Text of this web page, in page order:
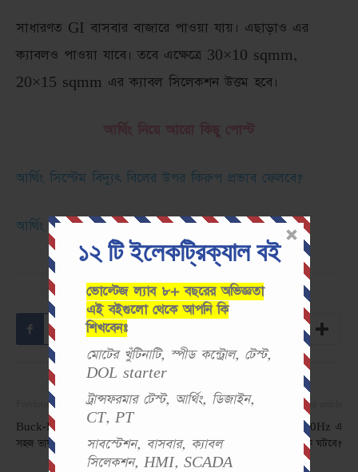
১২ টি ইলেকট্রিক্যাল বই
ভোল্টেজ ল্যাব ৮+ বছরের অভিজ্ঞতা
এই বইগুলো থেকে আপনি কি
শিখবেনঃ
মোটের খুঁটিনাটি, স্পীড কন্ট্রোল, টেস্ট,
DOL starter
ট্রান্সফরমার টেস্ট, আর্থিং, ডিজাইন,
CT, PT
সাবস্টেশন, বাসবার, ক্যাবল
সিলেকশন, HMI, SCADA
সাধারণত GI বাসবার বাজারে পাওয়া যায়। এছাড়াও এর
ক্যাবলও পাওয়া যাবে। তবে এক্ষেত্রে 30×10 sqmm,
20×15 sqmm এর ক্যাবল সিলেকশন উত্তম হবে।
আর্থিং সিস্টেম বিদ্যুৎ বিলের উপর কিরুপ প্রভাব ফেলবে?
আর্থিং এবং নিউট্রালের মাঝে প্রার্থক্য
Facebook
Previous article
Buck-Boost/বাক-বুস্ট ট্রান্সফরমার নিয়ে
সহজ ভাষায় আলোচনা
Next article
50Hz এর ট্রান্সফরমার 500Hz এ
চালনা করলে কি ঘটবে?